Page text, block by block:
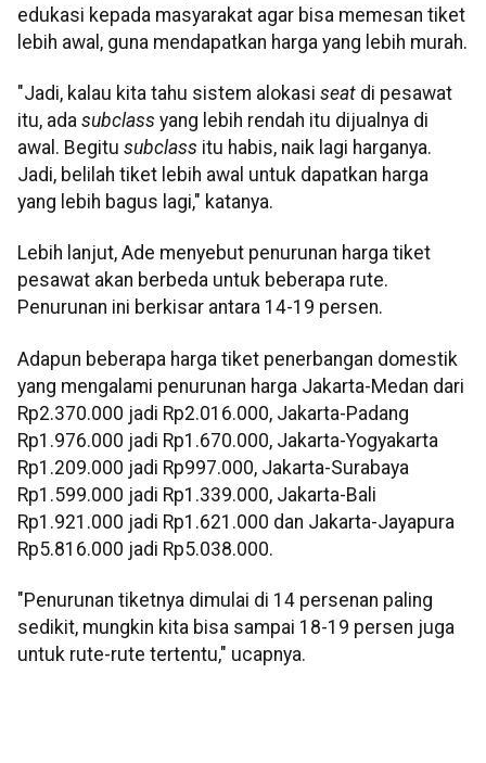
edukasi kepada masyarakat agar bisa memesan tiket
lebih awal, guna mendapatkan harga yang lebih murah.
"Jadi, kalau kita tahu sistem alokasi seat di pesawat
itu, ada subclass yang lebih rendah itu dijualnya di
awal. Begitu subclass itu habis, naik lagi harganya.
Jadi, belilah tiket lebih awal untuk dapatkan harga
yang lebih bagus lagi," katanya.
Lebih lanjut, Ade menyebut penurunan harga tiket
pesawat akan berbeda untuk beberapa rute.
Penurunan ini berkisar antara 14-19 persen.
Adapun beberapa harga tiket penerbangan domestik
yang mengalami penurunan harga Jakarta-Medan dari
Rp2.370.000 jadi Rp2.016.000, Jakarta-Padang
Rp1.976.000 jadi Rp1.670.000, Jakarta-Yogyakarta
Rp1.209.000 jadi Rp997.000, Jakarta-Surabaya
Rp1.599.000 jadi Rp1.339.000, Jakarta-Bali
Rp1.921.000 jadi Rp1.621.000 dan Jakarta-Jayapura
Rp5.816.000 jadi Rp5.038.000.
"Penurunan tiketnya dimulai di 14 persenan paling
sedikit, mungkin kita bisa sampai 18-19 persen juga
untuk rute-rute tertentu," ucapnya.